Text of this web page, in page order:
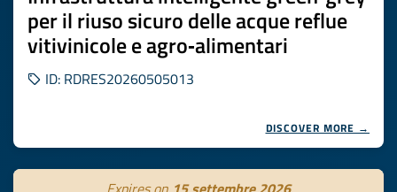
per il riuso sicuro delle acque reflue
vitivinicole e agro‑alimentari
ID: RDRES20260505013
DISCOVER MORE →